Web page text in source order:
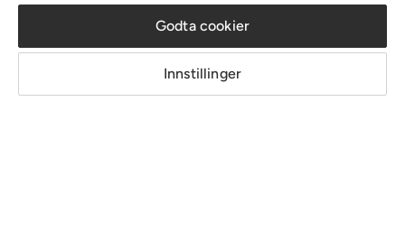
Om Chilli
Godta cookier
Innstillinger